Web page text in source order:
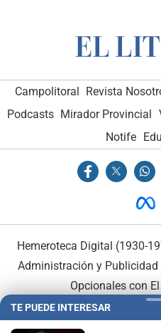
Campolitoral Revista
Podcasts Mirador Provincial
Notife
Hemeroteca Digital (1930-
Administración y Publicidad
Opcionales con
TE PUEDE INTERESAR